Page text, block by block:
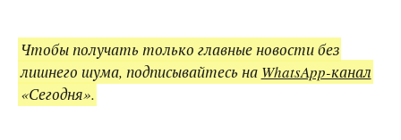
Чтобы получать только главные новости без
лишнего шума, подписывайтесь на WhatsApp-канал
«Сегодня».